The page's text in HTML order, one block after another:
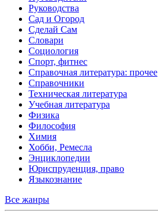
Руководства
Сад и Огород
Сделай Сам
Словари
Социология
Спорт, фитнес
Справочная литература: прочее
Справочники
Техническая литература
Учебная литература
Физика
Философия
Химия
Хобби, Ремесла
Энциклопедии
Юриспруденция, право
Языкознание
Все жанры